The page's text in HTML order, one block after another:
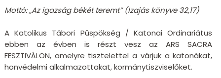
Mottó: „Az igazság békét teremt” (Izajás könyve 32,17)
A Katolikus Tábori Püspökség / Katonai Ordinariátus
ebben az évben is részt vesz az ARS SACRA
FESZTIVÁLON, amelyre tisztelettel a várjuk a katonákat,
honvédelmi alkalmazottakat, kormánytiszviselőket.